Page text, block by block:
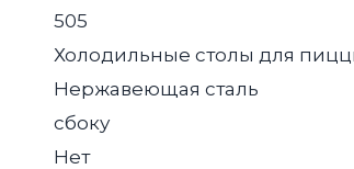
505
Холодильные столы для
Нержавеющая сталь
сбоку
Нет